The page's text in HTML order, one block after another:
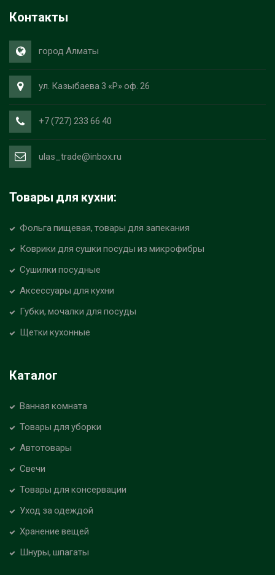
Контакты
город Алматы
ул. Казыбаева 3 «Р» оф. 26
+7 (727) 233 66 40
ulas_trade@inbox.ru
Товары для кухни:
Фольга пищевая, товары для запекания
Коврики для сушки посуды из микрофибры
Сушилки посудные
Аксессуары для кухни
Губки, мочалки для посуды
Щетки кухонные
Каталог
Ванная комната
Товары для уборки
Автотовары
Свечи
Товары для консервации
Уход за одеждой
Хранение вещей
Шнуры, шпагаты